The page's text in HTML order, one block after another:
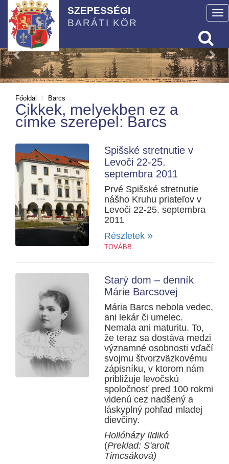
SZEPESSÉGI
BARÁTI KÖR
Főoldal Barcs
Cikkek, melyekben ez a
címke szerepel: Barcs
Spišské stretnutie v
Levoči 22-25.
septembra 2011
Prvé Spišské stretnutie
nášho Kruhu priateľov v
Levoči 22-25. septembra
2011
Részletek »
TOVÁBB
Starý dom – denník
Márie Barcsovej
Mária Barcs nebola vedec,
ani lekár či umelec.
Nemala ani maturitu. To,
že teraz sa dostáva medzi
významné osobnosti vďačí
svojmu štvorzväzkovému
zápisníku, v ktorom nám
približuje levočskú
spoločnosť pred 100 rokmi
videnú cez nadšený a
láskyplný pohľad mladej
dievčiny.
Hollóházy Ildikó
(Preklad: S'arolt
Timcsáková)